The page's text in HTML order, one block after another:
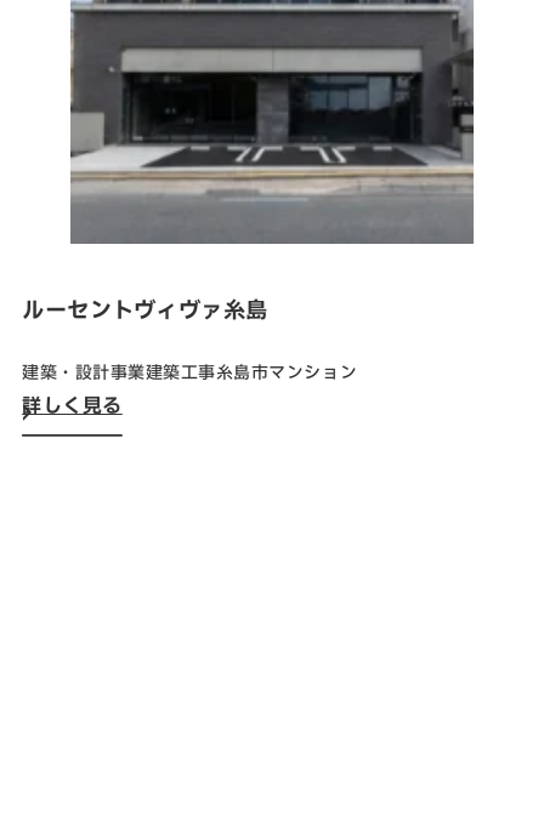
SNS
matsuyoshi.official
松吉建設株式会社
matsuyoshi_kensetsu
つむぎの家
matsuyoshi_kensetsu
matsuyoshikensetsu
ルーセントヴィヴァ糸島
建築・設計事業建築工事糸島市マンション
詳しく見る